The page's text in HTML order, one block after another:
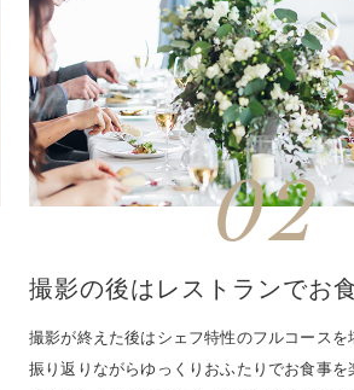
02
撮影の後はレストランでお食
撮影が終えた後はシェフ特性のフルコースを
振り返りながらゆっくりおふたりでお食事を